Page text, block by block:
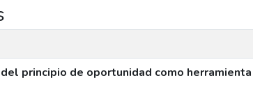
principio de oportunidad como